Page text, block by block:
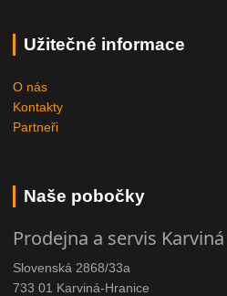
Užitečné informace
O nás
Kontakty
Partneři
Naše pobočky
Prodejna a servis Karviná
Slovenská 2868/33a
733 01 Karviná-Hranice